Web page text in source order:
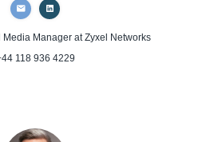
Media Managerat Zyxel Networks
118 936 4229